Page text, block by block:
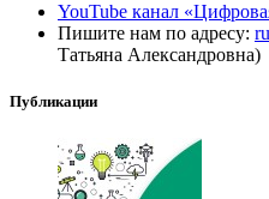
YouTube канал
Пишите нам по адресу:
Татьяна Александровна)
Публикации